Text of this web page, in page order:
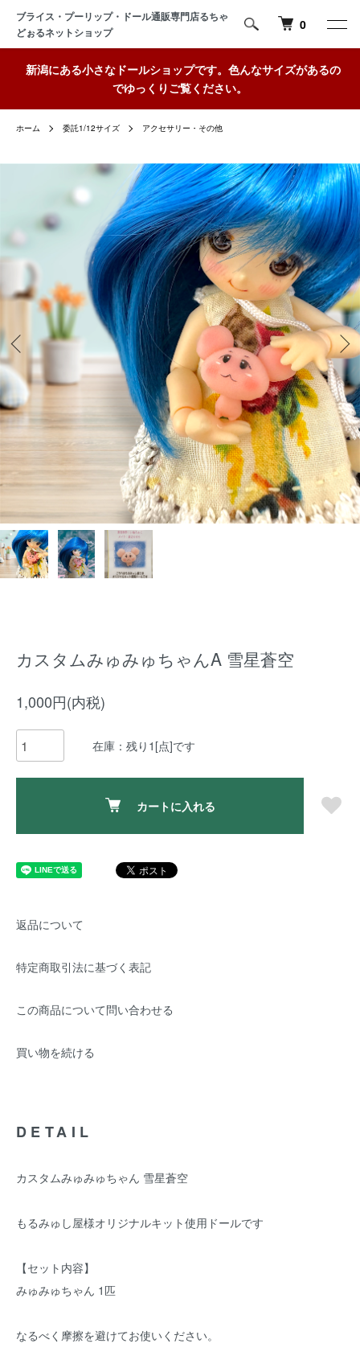
ブライス・プーリップ・ドール通販専門店るちゃ
どぉるネットショップ
0
新潟にある小さなドールショップです。色んなサイズがあるの
でゆっくりご覧ください。
ホーム 委託1/12サイズ アクセサリー・その他
カスタムみゅみゅちゃんA 雪星蒼空
1,000円(内税)
在庫：残り1[点]です
カートに入れる
返品について
特定商取引法に基づく表記
この商品について問い合わせる
買い物を続ける
DETAIL
カスタムみゅみゅちゃん 雪星蒼空
もるみゅし屋様オリジナルキット使用ドールです
【セット内容】
みゅみゅちゃん 1匹
なるべく摩擦を避けてお使いください。